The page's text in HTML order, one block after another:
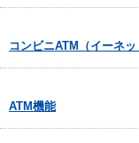
コンビニATM（イーネ
ATM機能